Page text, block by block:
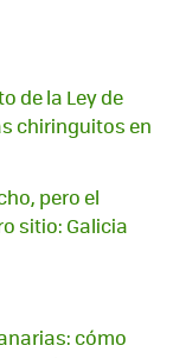
de la Ley de
chiringuitos en
pero el
sitio: Galicia
cómo